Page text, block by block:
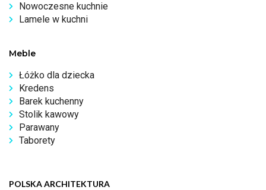
Nowoczesne kuchnie
Lamele w kuchni
Meble
Łóżko dla dziecka
Kredens
Barek kuchenny
Stolik kawowy
Parawany
Taborety
POLSKA ARCHITEKTURA